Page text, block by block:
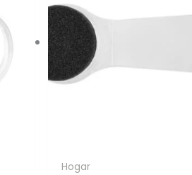
Hogar